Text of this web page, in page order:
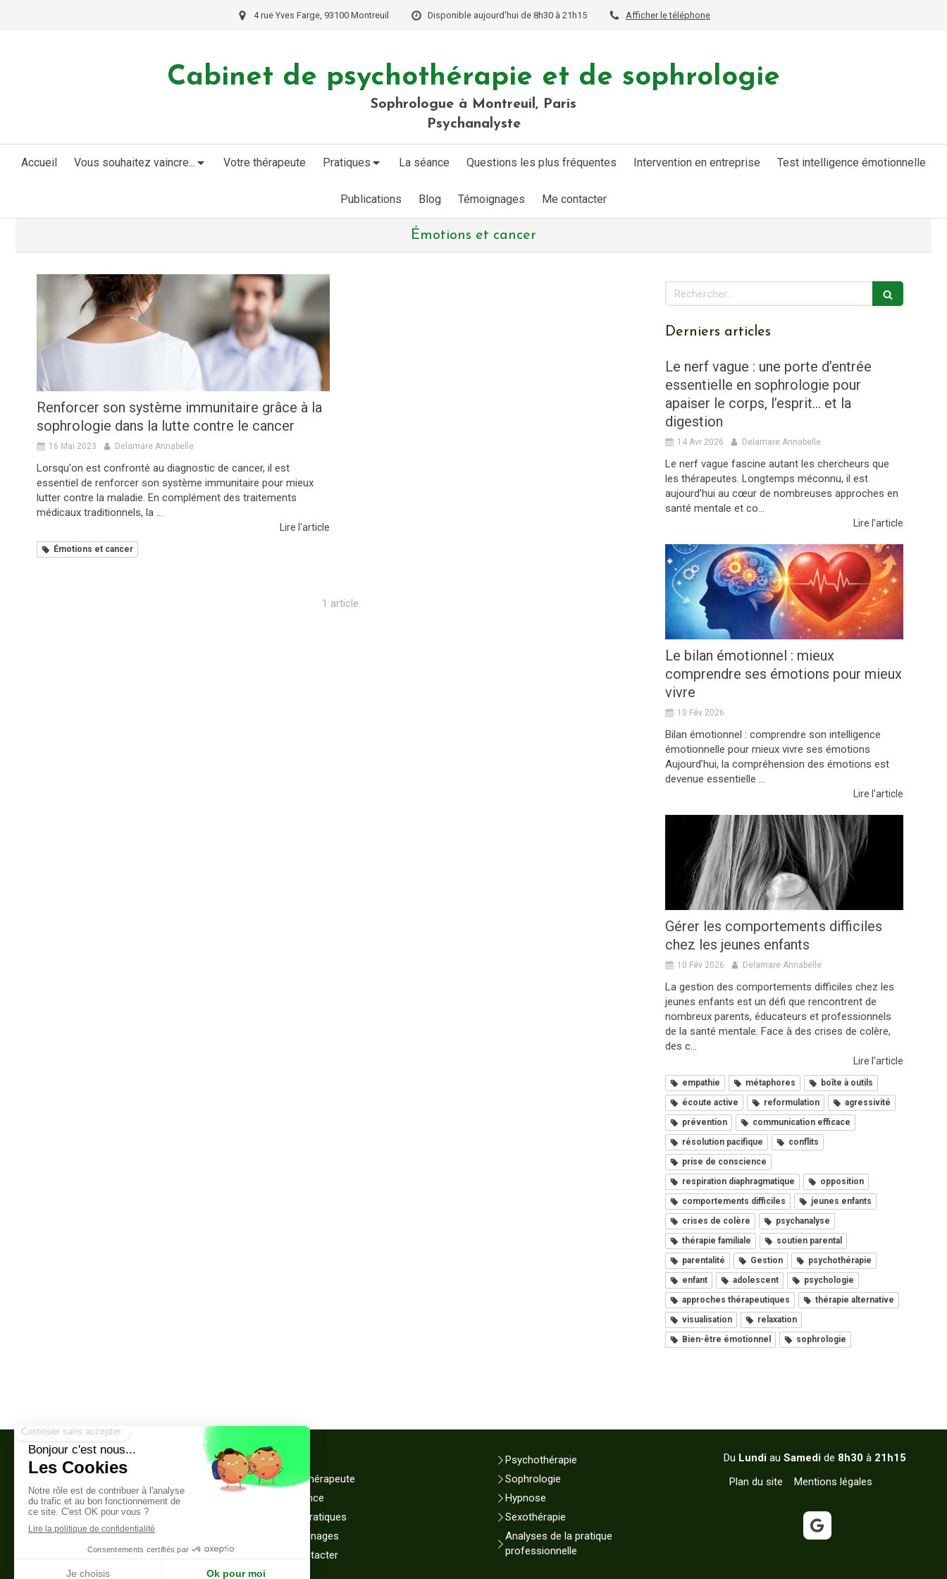
4 rue Yves Farge, 93100 Montreuil Disponible aujourd'hui de 8h30 à 21h15 Afficher le téléphone
Cabinet de psychothérapie et de sophrologie
Sophrologue à Montreuil, Paris
Psychanalyste
Accueil Vous souhaitez vaincre... Votre thérapeute Pratiques La séance Questions les plus fréquentes Intervention en entreprise Test intelligence émotionnelle
Publications Blog Témoignages Me contacter
Émotions et cancer
Renforcer son système immunitaire grâce à la
sophrologie dans la lutte contre le cancer
16 Mai 2023 Delamare Annabelle
Lorsqu'on est confronté au diagnostic de cancer, il est
essentiel de renforcer son système immunitaire pour mieux
lutter contre la maladie. En complément des traitements
médicaux traditionnels, la ...
Lire l'article
Émotions et cancer
1 article
Rechercher
Derniers articles
Le nerf vague : une porte d’entrée
essentielle en sophrologie pour
apaiser le corps, l’esprit… et la
digestion
14 Avr 2026 Delamare Annabelle
Le nerf vague fascine autant les chercheurs que
les thérapeutes. Longtemps méconnu, il est
aujourd’hui au cœur de nombreuses approches en
santé mentale et co...
Lire l'article
Le bilan émotionnel : mieux
comprendre ses émotions pour mieux
vivre
10 Fév 2026
Bilan émotionnel : comprendre son intelligence
émotionnelle pour mieux vivre ses émotions
Aujourd’hui, la compréhension des émotions est
devenue essentielle ...
Lire l'article
Gérer les comportements difficiles
chez les jeunes enfants
10 Fév 2026 Delamare Annabelle
La gestion des comportements difficiles chez les
jeunes enfants est un défi que rencontrent de
nombreux parents, éducateurs et professionnels
de la santé mentale. Face à des crises de colère,
des c...
Lire l'article
empathie métaphores
boîte à outils
écoute active
reformulation
agressivité
prévention
communication efficace
résolution pacifique
conflits
prise de conscience
respiration diaphragmatique
opposition
comportements difficiles
jeunes enfants
crises de colère
psychanalyse
thérapie familiale
soutien parental
parentalité
Gestion
psychothérapie
enfant
adolescent
psychologie
approches thérapeutiques
thérapie alternative
visualisation
relaxation
Bien-être émotionnel
sophrologie
sophrologie
Sophrologue Montreuil 93100
4 rue Yves Farge
93100 Montreuil
Afficher le téléphone
Accueil
Votre thérapeute
La séance
Infos pratiques
Témoignages
Me contacter
Psychothérapie
Sophrologie
Hypnose
Sexothérapie
Analyses de la pratique
professionnelle
Du Lundi au Samedi de 8h30 à 21h15
Plan du site
Mentions légales